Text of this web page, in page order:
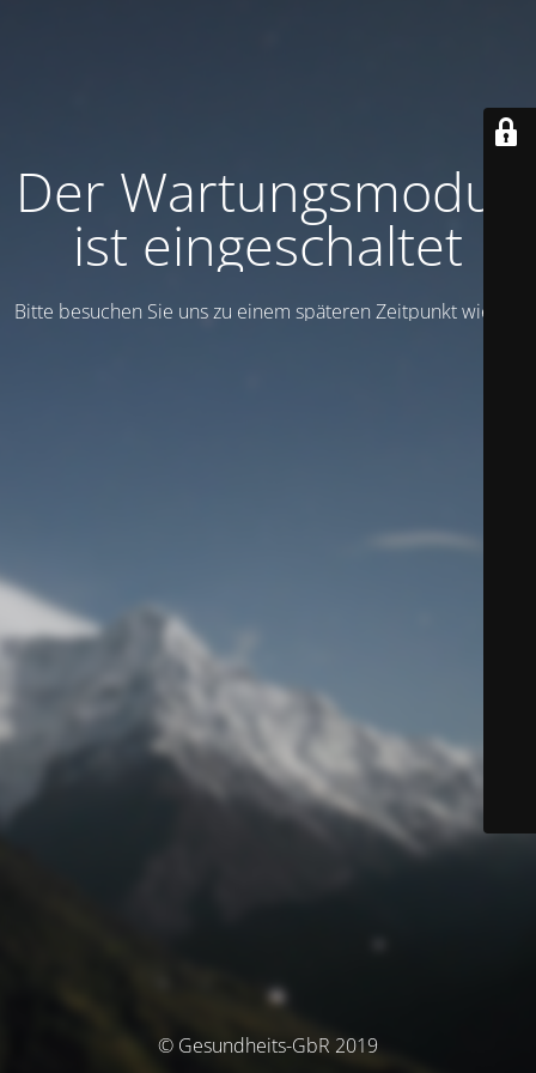
Der Wartungsmodus
ist eingeschaltet
Bitte besuchen Sie uns zu einem späteren Zeitpunkt wieder
© Gesundheits-GbR 2019